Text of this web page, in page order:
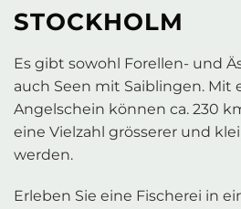
STOCKHOLM
Es gibt sowohl Forellen- und
auch Seen mit Saiblingen. Mit
Angelschein können ca. 230
eine Vielzahl grösserer und
werden.
Erleben Sie eine Fischerei in